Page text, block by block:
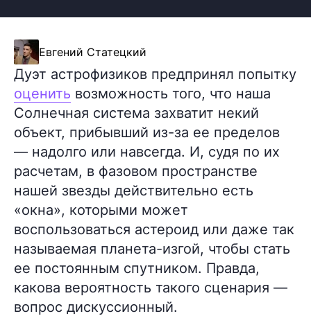
Евгений Статецкий
Дуэт астрофизиков предпринял попытку
оценить возможность того, что наша
Солнечная система захватит некий
объект, прибывший из-за ее пределов
— надолго или навсегда. И, судя по их
расчетам, в фазовом пространстве
нашей звезды действительно есть
«окна», которыми может
воспользоваться астероид или даже так
называемая планета-изгой, чтобы стать
ее постоянным спутником. Правда,
какова вероятность такого сценария —
вопрос дискуссионный.